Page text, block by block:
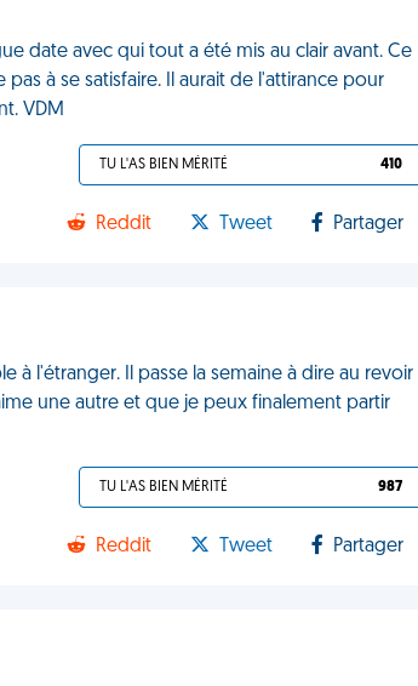
date avec qui tout a été mis au clair avant. Ce
à se satisfaire. Il aurait de l'attirance pour
VDM
TU L'AS BIEN MÉRITÉ 410
Reddit Tweet Partager
l'étranger. Il passe la semaine à dire au revoir
une autre et que je peux finalement partir
TU L'AS BIEN MÉRITÉ 987
Reddit Tweet Partager